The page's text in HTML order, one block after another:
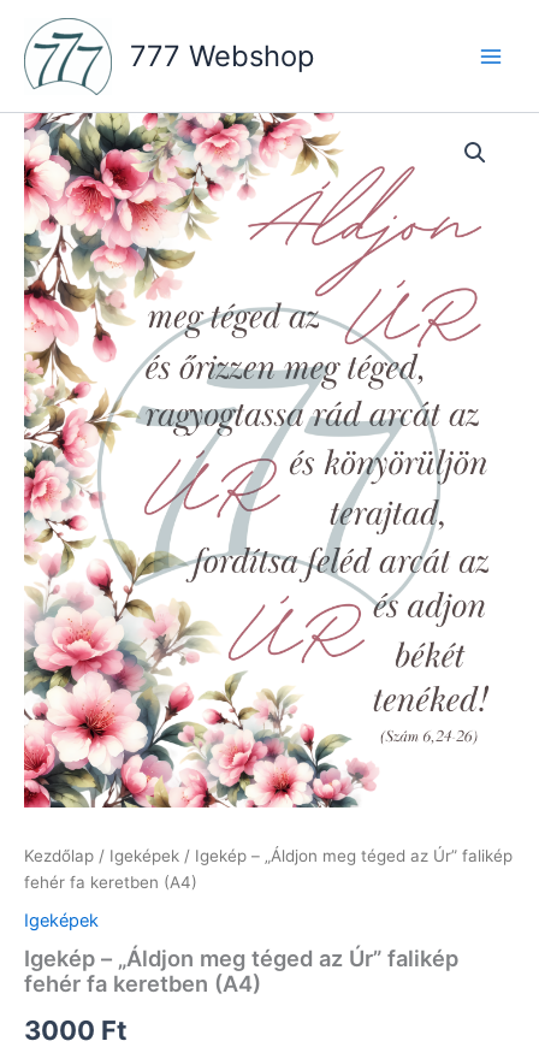
content
777 Webshop
Kezdőlap / Igeképek / Igekép – „Áldjon meg téged az Úr” falikép
fehér fa keretben (A4)
Igeképek
Igekép – „Áldjon meg téged az Úr” falikép
fehér fa keretben (A4)
3000 Ft